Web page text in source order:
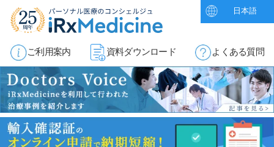
日本語
ご利用案内 資料ダウンロード よくある質問